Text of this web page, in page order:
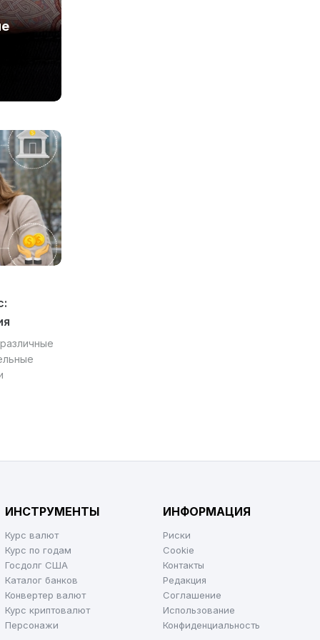
ИНСТРУМЕНТЫ
Курс валют
Курс по годам
Госдолг США
Каталог банков
Конвертер валют
Курс криптовалют
Персонажи
ИНФОРМАЦИЯ
Риски
Cookie
Контакты
Редакция
Соглашение
Использование
Конфиденциальность